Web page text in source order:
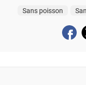
Sans poisson